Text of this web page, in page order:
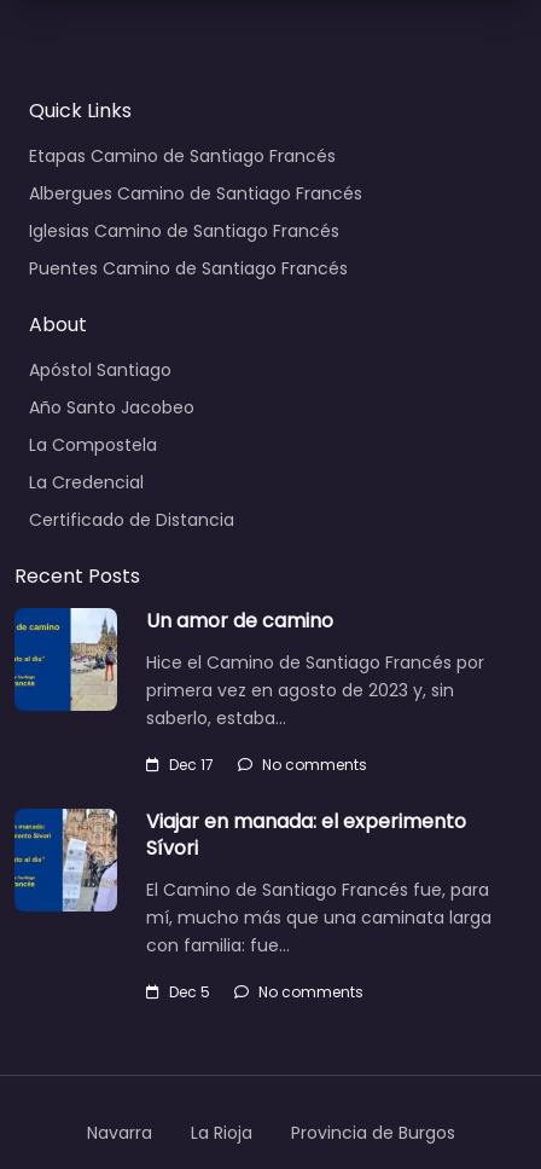
Quick Links
Etapas Camino de Santiago Francés
Albergues Camino de Santiago Francés
Iglesias Camino de Santiago Francés
Puentes Camino de Santiago Francés
About
Apóstol Santiago
Año Santo Jacobeo
La Compostela
La Credencial
Certificado de Distancia
Recent Posts
Un amor de camino
Hice el Camino de Santiago Francés por
primera vez en agosto de 2023 y, sin
saberlo, estaba…
Dec 17 No comments
Viajar en manada: el experimento
Sívori
El Camino de Santiago Francés fue, para
mí, mucho más que una caminata larga
con familia: fue…
Dec 5 No comments
Navarra La Rioja Provincia de Burgos